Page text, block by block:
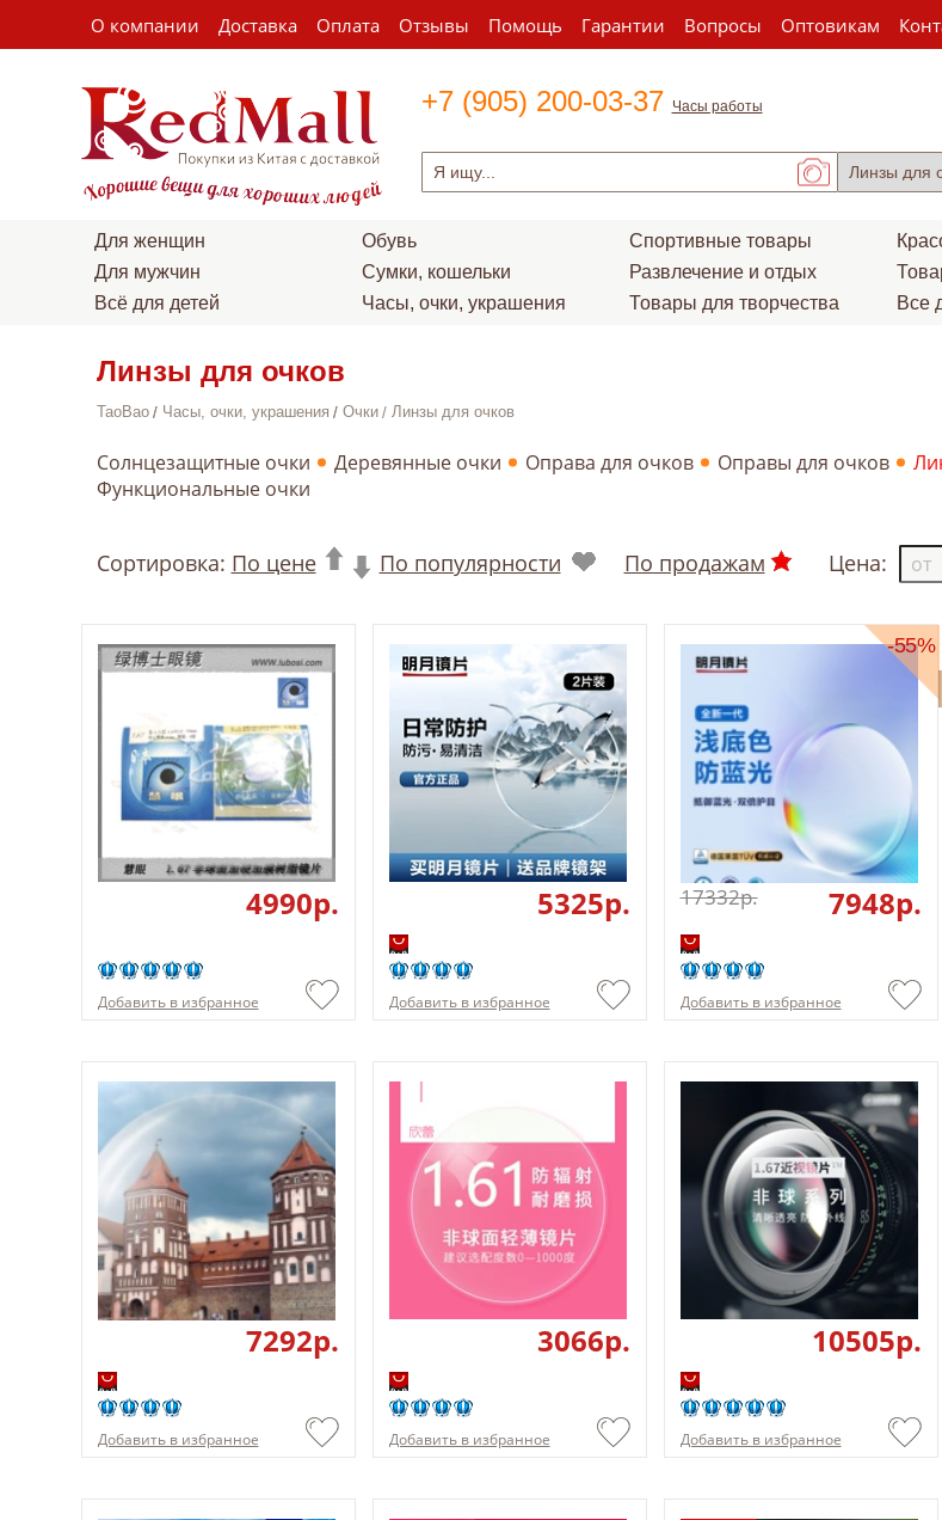
О компании Доставка Оплата Отзывы Помощь Гарантии Вопросы Оптовикам
+7 (905) 200-03-37 Часы работы
Для женщин
Для мужчин
Всё для детей
Обувь
Сумки, кошельки
Часы, очки, украшения
Спортивные товары
Развлечение и отдых
Товары для творчества
Все
Линзы для очков
TaoBao Часы, очки, украшения Очки Линзы для очков
Солнцезащитные очки Деревянные очки Оправа для очков Оправы для очков
Функциональные очки
Сортировка: По цене По популярности По продажам Цена:
4990p.
Добавить в избранное
5325p.
Добавить в избранное
-55%
17332p. 7948p.
Добавить в избранное
7292p.
Добавить в избранное
3066p.
Добавить в избранное
10505p.
Добавить в избранное